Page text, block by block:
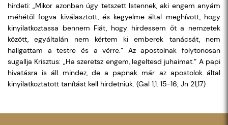
hirdeti: „Mikor azonban úgy tetszett Istennek, aki engem anyám
méhétől fogva kiválasztott, és kegyelme által meghívott, hogy
kinyilatkoztassa bennem Fiát, hogy hirdessem őt a nemzetek
között, egyáltalán nem kértem ki emberek tanácsát, nem
hallgattam a testre és a vérre.” Az apostolnak folytonosan
sugallja Krisztus: „Ha szeretsz engem, legeltesd juhaimat.” A papi
hivatásra is áll mindez, de a papnak már az apostolok által
kinyilatkoztatott tanítást kell hirdetniük. (Gal 1,1. 15-16; Jn 21,17)